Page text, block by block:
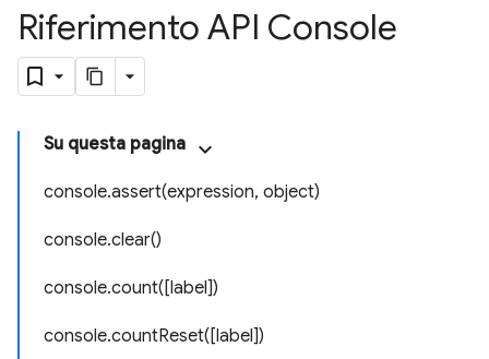
Riferimento API Console
Su questa pagina
console.assert(expression, object)
console.clear()
console.count([label])
console.countReset([label])